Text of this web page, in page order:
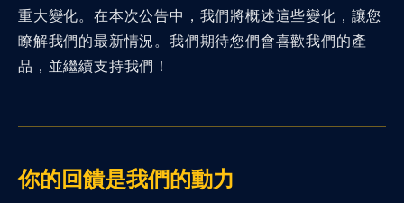
重大變化。在本次公告中，我們將概述這些變化，讓您
瞭解我們的最新情況。我們期待您們會喜歡我們的產
品，並繼續支持我們！
你的回饋是我們的動力